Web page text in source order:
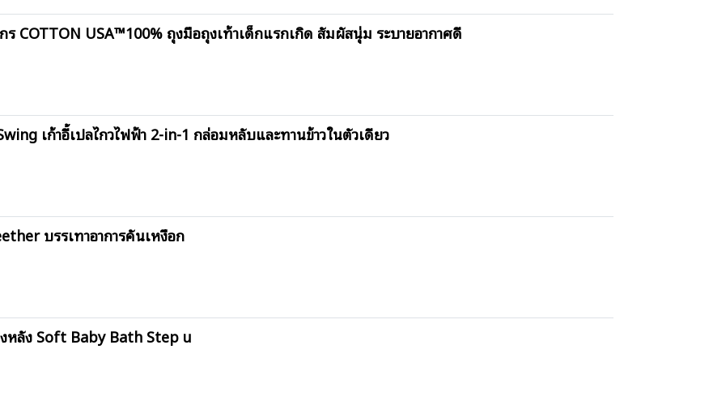
ร COTTON USA™100% ถุงมือถุงเท้าเด็กแรกเกิด สัมผัสนุ่ม ระบายอากาศดี
เก้าอี้เปลไกวไฟฟ้า 2-in-1 กล่อมหลับและทานข้าวในตัวเดียว
บรรเทาอาการคันเหงือก
หลัง Soft Baby Bath Step u